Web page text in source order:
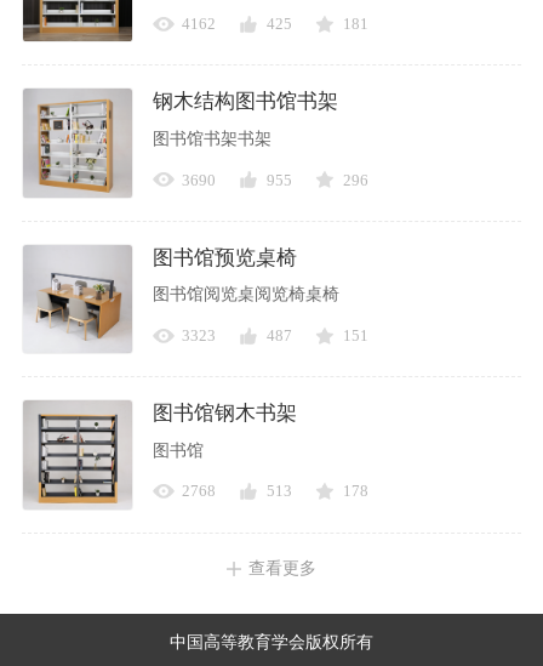
4162 425 181
钢木结构图书馆书架
图书馆书架书架
3690 955 296
图书馆预览桌椅
图书馆阅览桌阅览椅桌椅
3323 487 151
图书馆钢木书架
图书馆
2768 513 178
查看更多
中国高等教育学会版权所有